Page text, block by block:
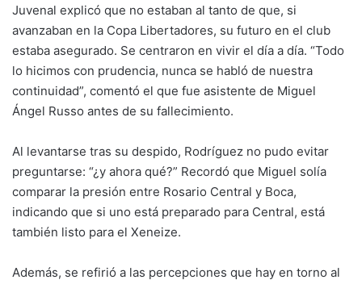
Juvenal explicó que no estaban al tanto de que, si
avanzaban en la Copa Libertadores, su futuro en el club
estaba asegurado. Se centraron en vivir el día a día. “Todo
lo hicimos con prudencia, nunca se habló de nuestra
continuidad”, comentó el que fue asistente de Miguel
Ángel Russo antes de su fallecimiento.
Al levantarse tras su despido, Rodríguez no pudo evitar
preguntarse: “¿y ahora qué?” Recordó que Miguel solía
comparar la presión entre Rosario Central y Boca,
indicando que si uno está preparado para Central, está
también listo para el Xeneize.
Además, se refirió a las percepciones que hay en torno al